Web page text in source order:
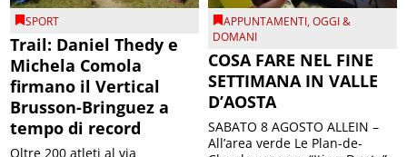
SPORT
Trail: Daniel Thedy e
Michela Comola
firmano il Vertical
Brusson-Bringuez a
tempo di record
Oltre 200 atleti al via
APPUNTAMENTI,OGGI &
DOMANI
COSA FARE NEL FINE
SETTIMANA IN VALLE
D’AOSTA
SABATO 8 AGOSTO ALLEIN –
All’area verde Le Plan-de-